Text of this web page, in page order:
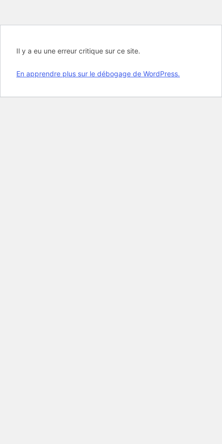
Il y a eu une erreur critique sur ce site.
En apprendre plus sur le débogage de WordPress.